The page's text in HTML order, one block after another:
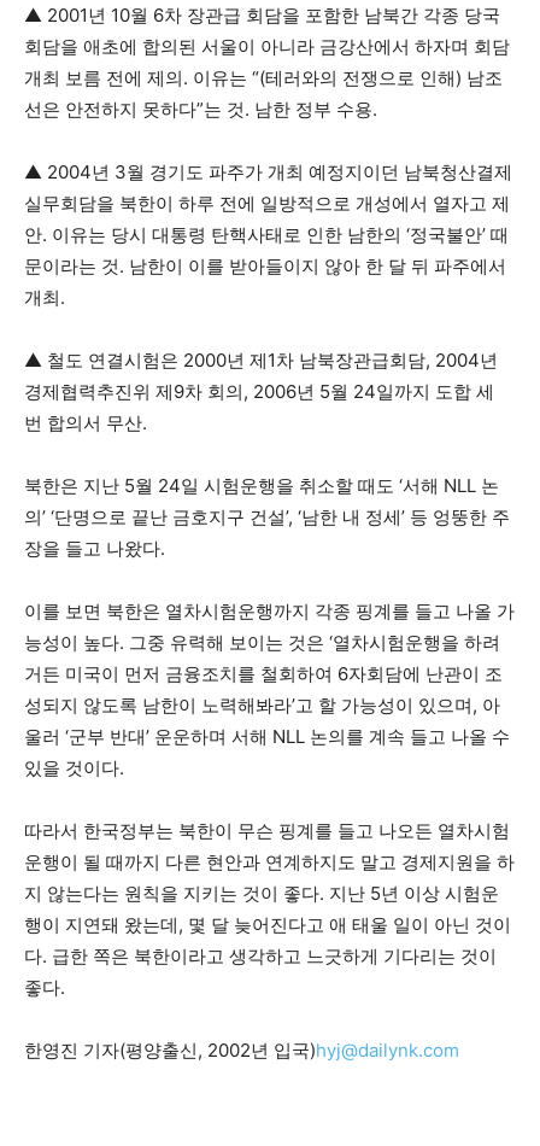
▲ 2001년 10월 6차 장관급 회담을 포함한 남북간 각종 당국
회담을 애초에 합의된 서울이 아니라 금강산에서 하자며 회담
개최 보름 전에 제의. 이유는 “(테러와의 전쟁으로 인해) 남조
선은 안전하지 못하다”는 것. 남한 정부 수용.
▲ 2004년 3월 경기도 파주가 개최 예정지이던 남북청산결제
실무회담을 북한이 하루 전에 일방적으로 개성에서 열자고 제
안. 이유는 당시 대통령 탄핵사태로 인한 남한의 ‘정국불안’ 때
문이라는 것. 남한이 이를 받아들이지 않아 한 달 뒤 파주에서
개최.
▲ 철도 연결시험은 2000년 제1차 남북장관급회담, 2004년
경제협력추진위 제9차 회의, 2006년 5월 24일까지 도합 세
번 합의서 무산.
북한은 지난 5월 24일 시험운행을 취소할 때도 ‘서해 NLL 논
의’ ‘단명으로 끝난 금호지구 건설’, ‘남한 내 정세’ 등 엉뚱한 주
장을 들고 나왔다.
이를 보면 북한은 열차시험운행까지 각종 핑계를 들고 나올 가
능성이 높다. 그중 유력해 보이는 것은 ‘열차시험운행을 하려
거든 미국이 먼저 금융조치를 철회하여 6자회담에 난관이 조
성되지 않도록 남한이 노력해봐라’고 할 가능성이 있으며, 아
울러 ‘군부 반대’ 운운하며 서해 NLL 논의를 계속 들고 나올 수
있을 것이다.
따라서 한국정부는 북한이 무슨 핑계를 들고 나오든 열차시험
운행이 될 때까지 다른 현안과 연계하지도 말고 경제지원을 하
지 않는다는 원칙을 지키는 것이 좋다. 지난 5년 이상 시험운
행이 지연돼 왔는데, 몇 달 늦어진다고 애 태울 일이 아닌 것이
다. 급한 쪽은 북한이라고 생각하고 느긋하게 기다리는 것이
좋다.
한영진 기자(평양출신, 2002년 입국)hyj@dailynk.com